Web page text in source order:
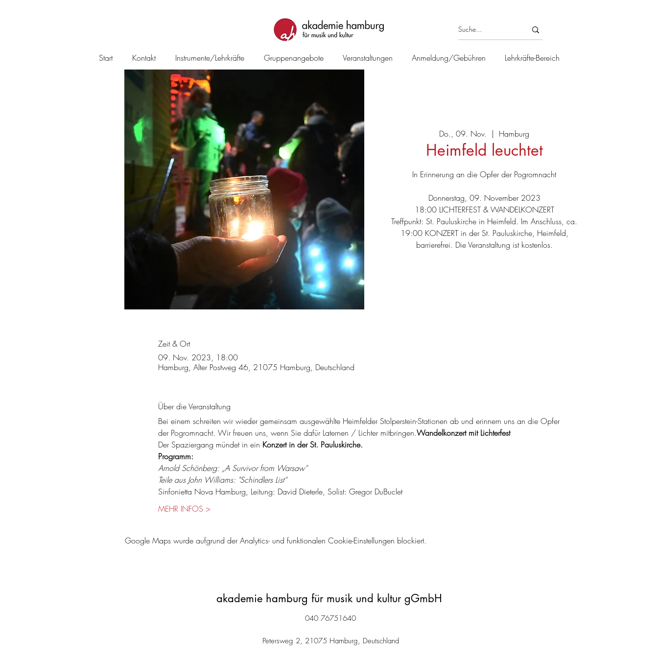
Start Kontakt Instrumente/Lehrkräfte Gruppenangebote Veranstaltungen Anmeldung/Gebühren Lehrkräfte-Bereich
Do., 09. Nov.
  |
Hamburg
Heimfeld leuchtet
In Erinnerung an die Opfer der Pogromnacht
Donnerstag, 09. November 2023
18:00 LICHTERFEST & WANDELKONZERT
Treffpunkt: St. Pauluskirche in Heimfeld. Im Anschluss, ca.
19:00 KONZERT in der St. Pauluskirche, Heimfeld,
barrierefrei. Die Veranstaltung ist kostenlos.
Zeit & Ort
09. Nov. 2023, 18:00
Hamburg, Alter Postweg 46, 21075 Hamburg, Deutschland
Über die Veranstaltung
Bei einem schreiten wir wieder gemeinsam ausgewählte Heimfelder Stolperstein-Stationen ab und erinnern uns an die Opfer
der Pogromnacht. Wir freuen uns, wenn Sie dafür Laternen / Lichter mitbringen.Wandelkonzert mit Lichterfest
Der Spaziergang mündet in ein Konzert in der St. Pauluskirche.
Programm:
Arnold Schönberg: „A Survivor from Warsaw“
Teile aus John Williams: "Schindlers List“
Sinfonietta Nova Hamburg, Leitung: David Dieterle, Solist: Gregor DuBuclet
MEHR INFOS >
Google Maps wurde aufgrund der Analytics- und funktionalen Cookie-Einstellungen blockiert.
akademie hamburg für musik und kultur gGmbH
040 76751640
Petersweg 2, 21075 Hamburg, Deutschland